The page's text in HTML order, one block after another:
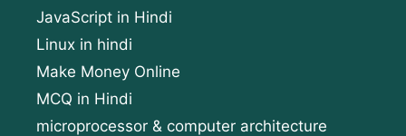
JavaScript in Hindi
Linux in hindi
Make Money Online
MCQ in Hindi
microprocessor & computer architecture